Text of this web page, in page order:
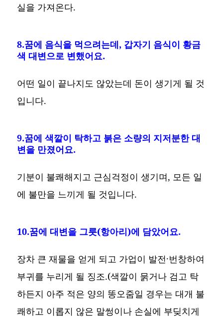
실을 가져온다.
8.꿈에 음식을 먹으려는데, 갑자기 음식이 황금
색 대변으로 변했어요.
어떤 일이 끝나지도 않았는데 돈이 생기게 될 것
입니다.
9.꿈에 색깔이 탁하고 붉은 소량의 지저분한 대
변을 만졌어요.
기분이 불쾌해지고 근심걱정이 생기며, 모든 일
에 불만을 느끼게 될 것입니다.
10.꿈에 대변을 그릇(항아리)에 담았어요.
장차 큰 재물을 얻게 되고 가업이 발전·번창하여
부귀를 누리게 될 징조.(색깔이 묽거나 검고 탁
하든지 아주 적은 양의 똥오줌일 경우는 대개 불
쾌하고 이롭지 않은 말썽이나 손실에 부딪치게